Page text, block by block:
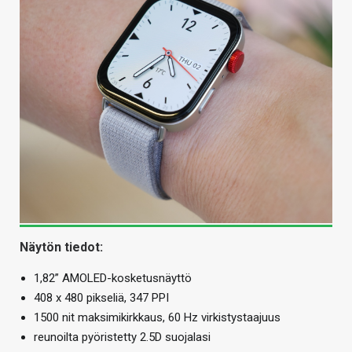
Näytön tiedot:
1,82” AMOLED-kosketusnäyttö
408 x 480 pikseliä, 347 PPI
1500 nit maksimikirkkaus, 60 Hz virkistystaajuus
reunoilta pyöristetty 2.5D suojalasi